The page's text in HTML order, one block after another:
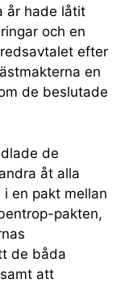
år hade låtit
och en
efter
en
de beslutade
de
åt alla
en pakt mellan
pakten,
de båda
att